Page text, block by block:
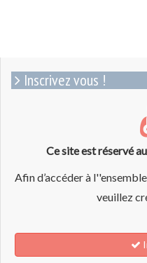
Inscrivez vous !
Ce site est réservé
Afin d’accéder à
veuillez